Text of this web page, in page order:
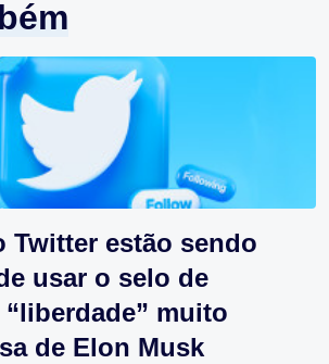
Twitter estão sendo
usar o selo de
muito
de Elon Musk